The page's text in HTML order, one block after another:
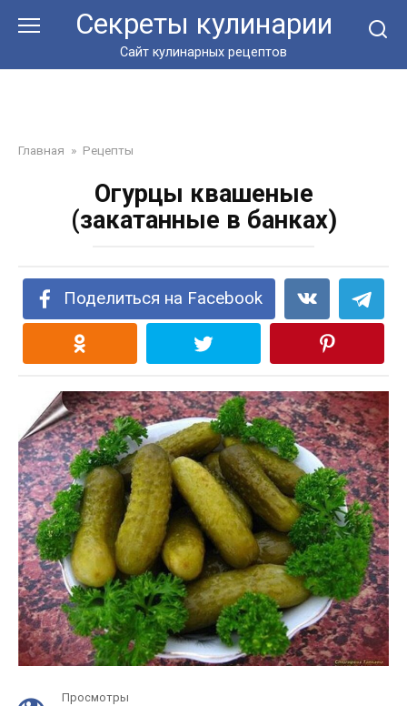
Секреты кулинарии
Сайт кулинарных рецептов
Главная » Рецепты
Огурцы квашеные
(закатанные в банках)
Поделиться на Facebook
Просмотры